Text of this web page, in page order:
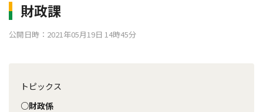
財政課
公開日時：2021年05月19日 14時45分
トピックス
○財政係